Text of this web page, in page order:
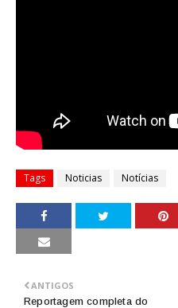
Tags Noticias Notícias
ANTIGOS
Reportagem completa do